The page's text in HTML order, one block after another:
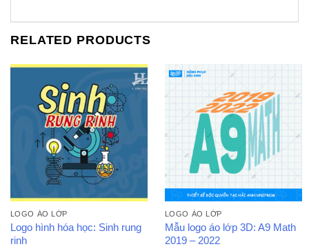
RELATED PRODUCTS
LOGO ÁO LỚP
Logo hình hóa học: Sinh rung
rinh
LOGO ÁO LỚP
Mẫu logo áo lớp 3D: A9 Math
2019 – 2022